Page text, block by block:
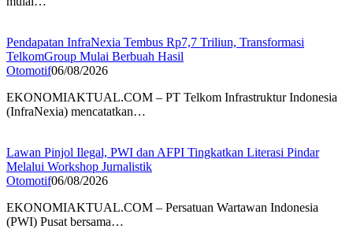
Pendapatan InfraNexia Tembus Rp7,7 Triliun, Transformasi
TelkomGroup Mulai Berbuah Hasil
Otomotif06/08/2026
EKONOMIAKTUAL.COM – PT Telkom Infrastruktur Indonesia
(InfraNexia) mencatatkan…
Lawan Pinjol Ilegal, PWI dan AFPI Tingkatkan Literasi Pindar
Melalui Workshop Jurnalistik
Otomotif06/08/2026
EKONOMIAKTUAL.COM – Persatuan Wartawan Indonesia
(PWI) Pusat bersama…